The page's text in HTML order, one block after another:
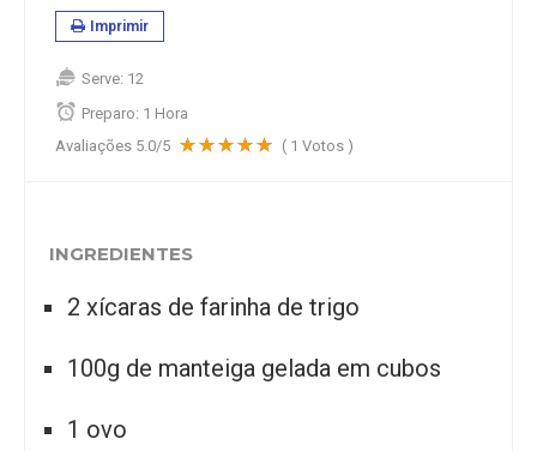
Imprimir
Serve: 12
Preparo: 1 Hora
Avaliações 5.0/5 ( 1 Votos )
INGREDIENTES
2 xícaras de farinha de trigo
100g de manteiga gelada em cubos
1 ovo